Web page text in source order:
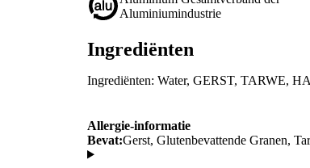
Aluminiumindustrie
Ingrediënten
Ingrediënten: Water, GERST, TARWE,
Allergie-informatie
Bevat:Gerst, Glutenbevattende Granen,